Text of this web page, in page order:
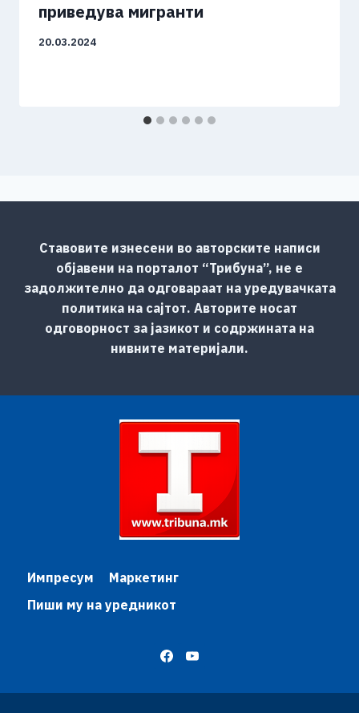
приведува мигранти
20.03.2024
Ставовите изнесени во авторските написи
објавени на порталот “Трибуна”, не е
задолжително да одговараат на уредувачката
политика на сајтот. Авторите носат
одговорност за јазикот и содржината на
нивните материјали.
Импресум
Маркетинг
Пиши му на уредникот